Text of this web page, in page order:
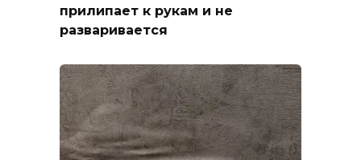
прилипает к рукам и не
разваривается